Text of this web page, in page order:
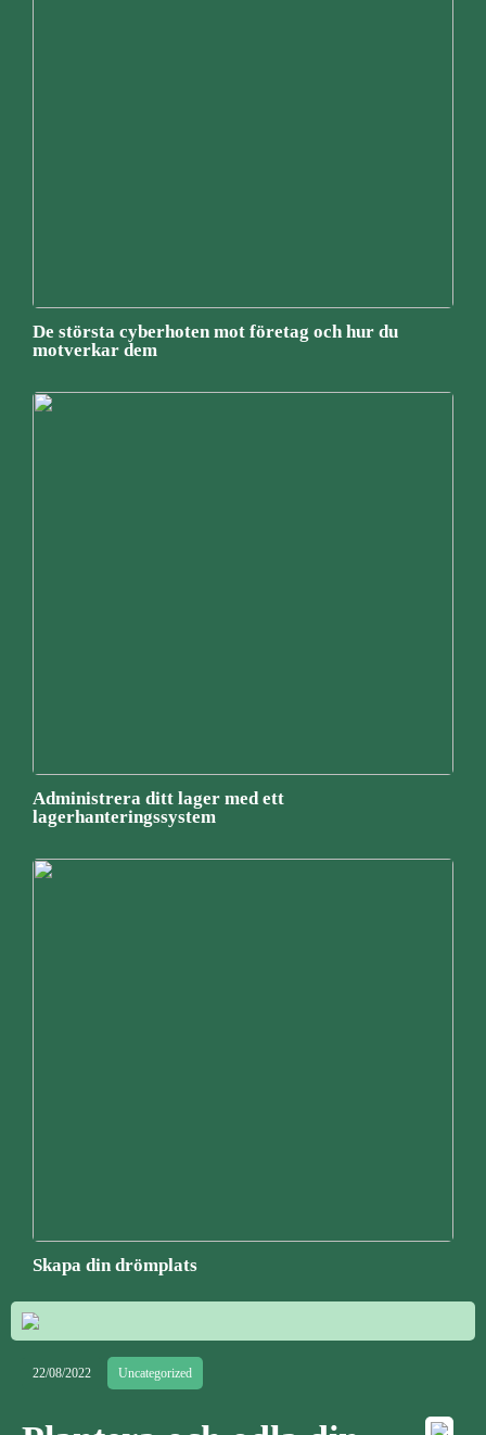
De största cyberhoten mot företag och hur du
motverkar dem
Administrera ditt lager med ett
lagerhanteringssystem
Skapa din drömplats
22/08/2022 Uncategorized